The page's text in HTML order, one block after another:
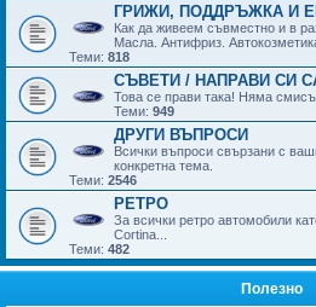
ГРИЖИ, ПОДДРЪЖКА И
Как да живеем съвместно и в
Масла. Антифриз.
Теми: 818
СЪВЕТИ / НАПРАВИ СИ
Това се прави така! Няма
Теми: 949
ДРУГИ ВЪПРОСИ
Всички въпроси свързани с
конкретна тема.
Теми: 2546
РЕТРО
За всички ретро автомобили
Cortina...
Теми: 482
Полезно